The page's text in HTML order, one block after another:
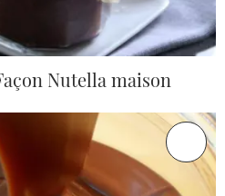
Nutella maison